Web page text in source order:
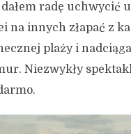
radę uchwycić
na innych złapać z
plaży i
Niezwykły